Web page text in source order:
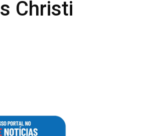
Christi